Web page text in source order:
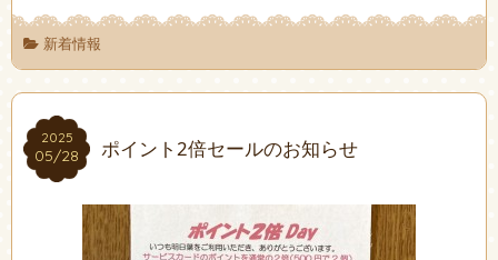
新着情報
2025
05/28
2025
05/28 ポイント2倍セールのお知らせ